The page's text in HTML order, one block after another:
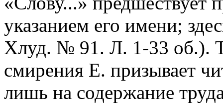
указанием его имени;
Хлуд. № 91. Л. 1-33 об.).
смирения Е. призывает
лишь на содержание